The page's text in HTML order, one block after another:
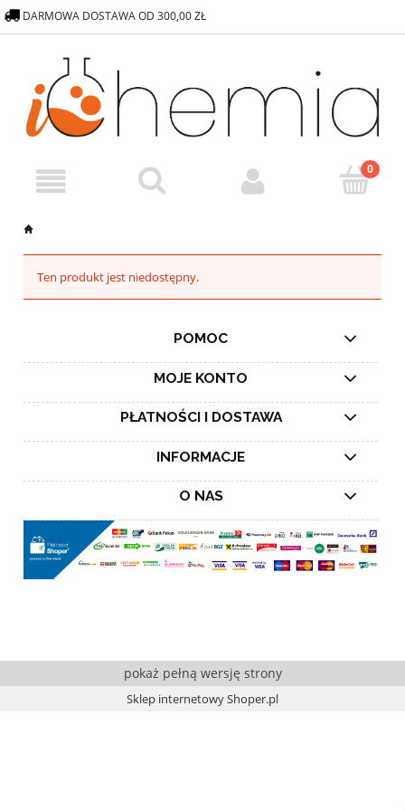
DARMOWA DOSTAWA OD 300,00 ZŁ
Ten produkt jest niedostępny.
POMOC
MOJE KONTO
PŁATNOŚCI I DOSTAWA
INFORMACJE
O NAS
pokaż pełną wersję strony
Sklep internetowy Shoper.pl